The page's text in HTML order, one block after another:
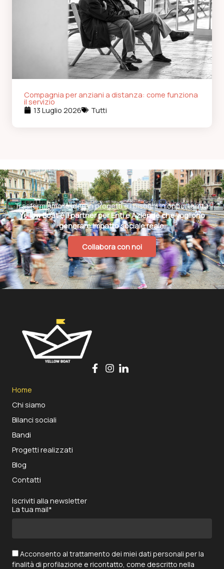
Compagnia per anziani a distanza: come funziona
il servizio
13 Luglio 2026
Tutti
Trasformiamo le idee in progetti e i bisogni in opportunità.
Yellow Boat è il partner per Enti e Aziende che vogliono
generare impatto sociale reale.
Collabora con noi
Home
Chi siamo
Bilanci sociali
Bandi
Progetti realizzati
Blog
Contatti
Iscriviti alla newsletter
La tua mail*
Acconsento al trattamento dei miei dati personali per la
finalità di profilazione e ricontatto, come descritto nella